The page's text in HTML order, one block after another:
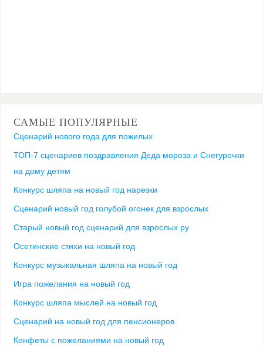
САМЫЕ ПОПУЛЯРНЫЕ
Сценарий нового года для пожилых
ТОП-7 сценариев поздравления Деда мороза и Снегурочки
на дому детям
Конкурс шляпа на новый год нарезки
Сценарий новый год голубой огонек для взрослых
Старый новый год сценарий для взрослых ру
Осетинские стихи на новый год
Конкурс музыкальная шляпа на новый год
Игра пожелания на новый год
Конкурс шляпа мыслей на новый год
Сценарий на новый год для пенсионеров
Конфеты с пожеланиями на новый год